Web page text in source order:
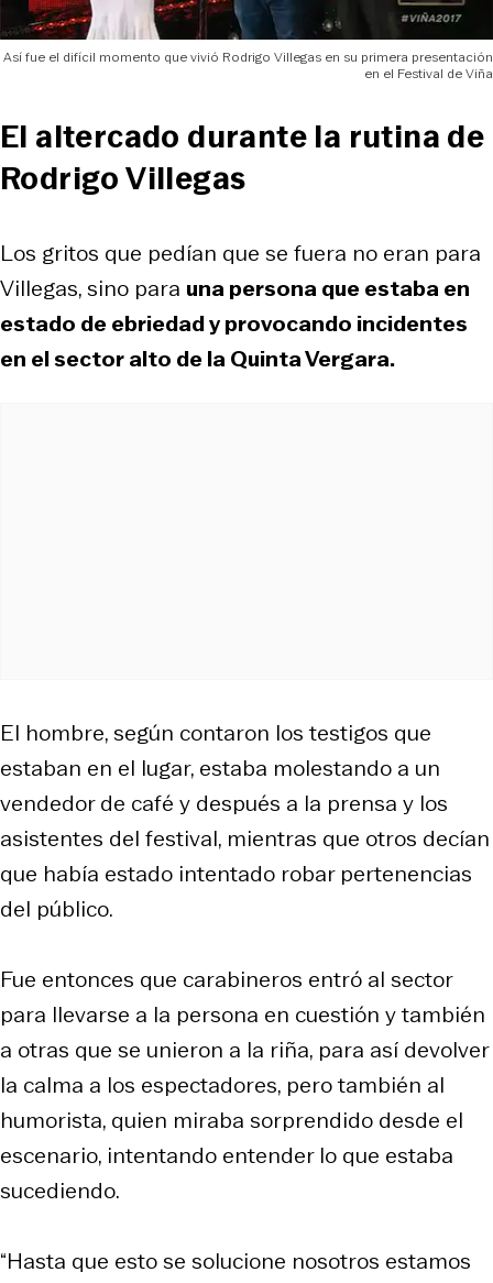
Así fue el difícil momento que vivió Rodrigo Villegas en su primera presentación
en el Festival de Viña
El altercado durante la rutina de
Rodrigo Villegas
Los gritos que pedían que se fuera no eran para
Villegas, sino para una persona que estaba en
estado de ebriedad y provocando incidentes
en el sector alto de la Quinta Vergara.
El hombre, según contaron los testigos que
estaban en el lugar, estaba molestando a un
vendedor de café y después a la prensa y los
asistentes del festival, mientras que otros decían
que había estado intentado robar pertenencias
del público.
Fue entonces que carabineros entró al sector
para llevarse a la persona en cuestión y también
a otras que se unieron a la riña, para así devolver
la calma a los espectadores, pero también al
humorista, quien miraba sorprendido desde el
escenario, intentando entender lo que estaba
sucediendo.
“Hasta que esto se solucione nosotros estamos